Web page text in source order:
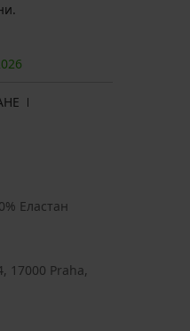
Еластан
17000 Praha,